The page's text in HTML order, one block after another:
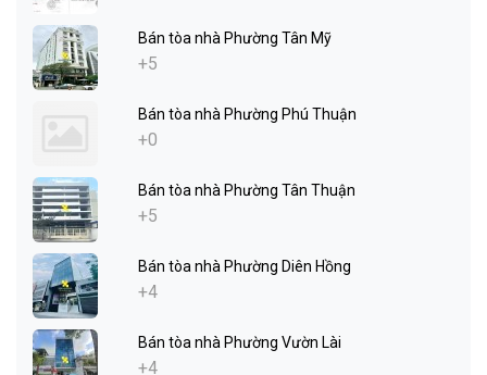
Bán tòa nhà Phường Tân Mỹ
+5
Bán tòa nhà Phường Phú Thuận
+0
Bán tòa nhà Phường Tân Thuận
+5
Bán tòa nhà Phường Diên Hồng
+4
Bán tòa nhà Phường Vườn Lài
+4